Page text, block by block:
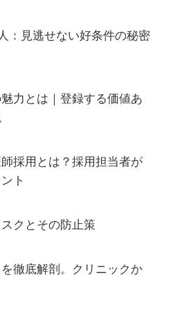
：見逃せない好条件の秘密
力とは｜登録する価値あ
採用とは？採用担当者が
ト
クとその防止策
徹底解剖。クリニックか